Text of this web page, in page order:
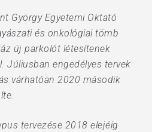
György Egyetemi Oktató
és onkológiai tömb
új parkolót létesítenek
Júliusban engedélyes tervek
várhatóan 2020 második
tervezése 2018 elejéig